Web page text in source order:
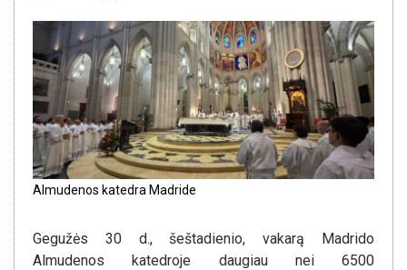
Almudenos katedra Madride
Gegužės 30 d., šeštadienio, vakarą Madrido
Almudenos katedroje daugiau nei 6500